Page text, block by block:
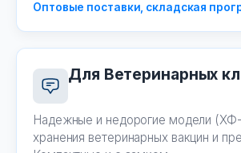
Оптовые поставки, складская
Для Ветеринарных
Надежные и недорогие модели
хранения ветеринарных вакцин и